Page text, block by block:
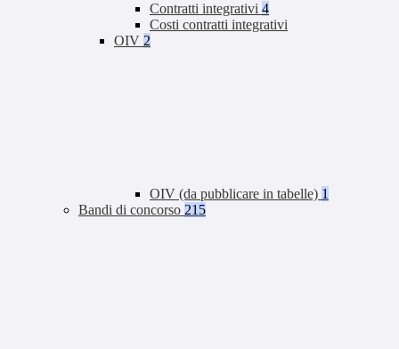
Contratti integrativi 4
Costi contratti integrativi
OIV 2
OIV (da pubblicare in tabelle) 1
Bandi di concorso 215